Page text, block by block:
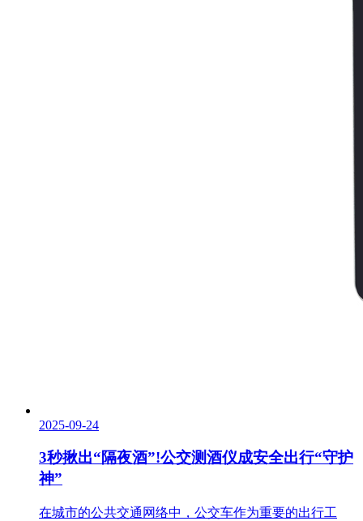
2025-09-24
3秒揪出“隔夜酒”!公交测酒仪成安全出行“守护
神”
在城市的公共交通网络中，公交车作为重要的出行工